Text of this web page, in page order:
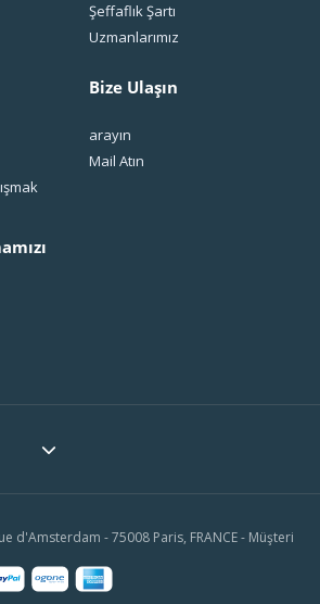
Şeffaflık Şartı
Uzmanlarımız
Bize Ulaşın
arayın
Mail Atın
d'Amsterdam - 75008 Paris, FRANCE - Müşteri